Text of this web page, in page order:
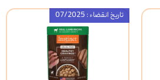
تاریخ انقضاء : 07/2025